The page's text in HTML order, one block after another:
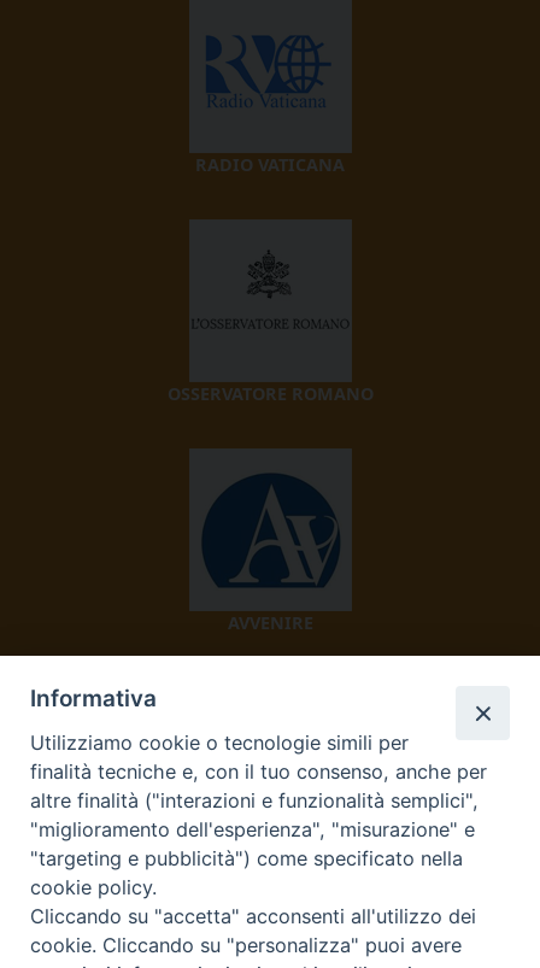
RADIO VATICANA
OSSERVATORE ROMANO
AVVENIRE
TV 2000
Informativa
Utilizziamo cookie o tecnologie simili per
finalità tecniche e, con il tuo consenso, anche per
altre finalità ("interazioni e funzionalità semplici",
"miglioramento dell'esperienza", "misurazione" e
"targeting e pubblicità") come specificato nella
cookie policy.
Cliccando su "accetta" acconsenti all'utilizzo dei
cookie. Cliccando su "personalizza" puoi avere